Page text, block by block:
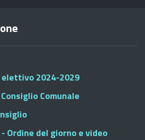
2024-2029
Comunale
Ordine del giorno e video